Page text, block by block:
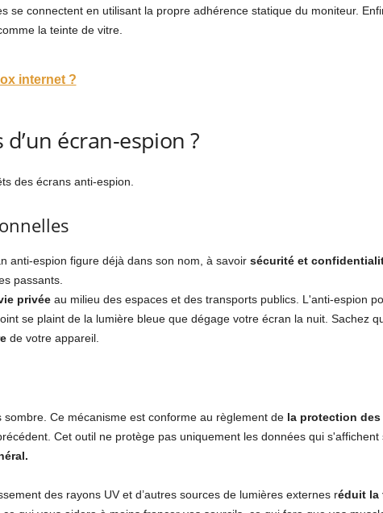
se connectent en utilisant la propre adhérence statique du moniteur.
la teinte de vitre.
internet ?
écran-espion ?
des écrans anti-espion.
anti-espion figure déjà dans son nom, à savoir sécurité et
passants.
privéeau milieu des espaces et des transports publics. L'anti-espion
se plaint de la lumière bleue que dégage votre écran la nuit. Sachez
de votre appareil.
sombre. Ce mécanisme est conforme au règlement dela protection des
Cet outil ne protège pas uniquement les données qui s'affichent
des rayons UV et d’autres sources de lumières externes réduit la